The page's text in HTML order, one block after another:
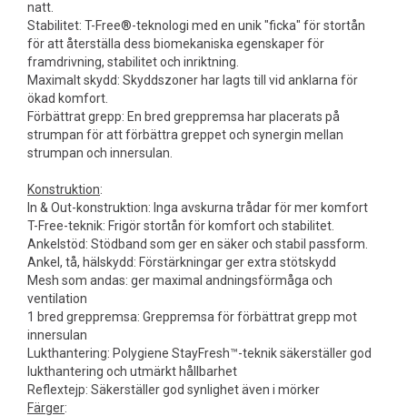
natt.
Stabilitet: T-Free®-teknologi med en unik "ficka" för stortån
för att återställa dess biomekaniska egenskaper för
framdrivning, stabilitet och inriktning.
Maximalt skydd: Skyddszoner har lagts till vid anklarna för
ökad komfort.
Förbättrat grepp: En bred greppremsa har placerats på
strumpan för att förbättra greppet och synergin mellan
strumpan och innersulan.
Konstruktion:
In & Out-konstruktion: Inga avskurna trådar för mer komfort
T-Free-teknik: Frigör stortån för komfort och stabilitet.
Ankelstöd: Stödband som ger en säker och stabil passform.
Ankel, tå, hälskydd: Förstärkningar ger extra stötskydd
Mesh som andas: ger maximal andningsförmåga och
ventilation
1 bred greppremsa: Greppremsa för förbättrat grepp mot
innersulan
Lukthantering: Polygiene StayFresh™-teknik säkerställer god
lukthantering och utmärkt hållbarhet
Reflextejp: Säkerställer god synlighet även i mörker
Färger: